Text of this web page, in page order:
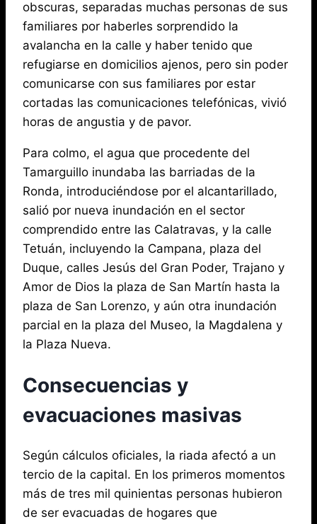
obscuras, separadas muchas personas de sus
familiares por haberles sorprendido la
avalancha en la calle y haber tenido que
refugiarse en domicilios ajenos, pero sin poder
comunicarse con sus familiares por estar
cortadas las comunicaciones telefónicas, vivió
horas de angustia y de pavor.
Para colmo, el agua que procedente del
Tamarguillo inundaba las barriadas de la
Ronda, introduciéndose por el alcantarillado,
salió por nueva inundación en el sector
comprendido entre las Calatravas, y la calle
Tetuán, incluyendo la Campana, plaza del
Duque, calles Jesús del Gran Poder, Trajano y
Amor de Dios la plaza de San Martín hasta la
plaza de San Lorenzo, y aún otra inundación
parcial en la plaza del Museo, la Magdalena y
la Plaza Nueva.
Consecuencias y
evacuaciones masivas
Según cálculos oficiales, la riada afectó a un
tercio de la capital. En los primeros momentos
más de tres mil quinientas personas hubieron
de ser evacuadas de hogares que